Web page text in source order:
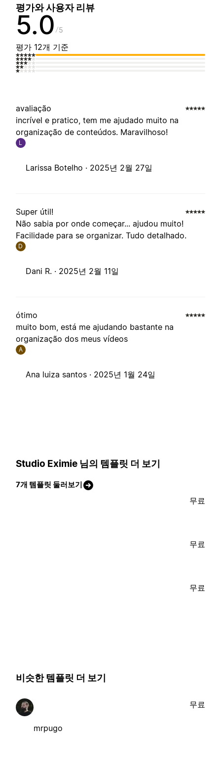
평가와 사용자 리뷰
5.0 5
평가 12개 기준
avaliação
incrível e pratico, tem me ajudado muito na
organização de conteúdos. Maravilhoso!
L
Larissa Botelho · 2025년 2월 27일
Super útil!
Não sabia por onde começar... ajudou muito!
Facilidade para se organizar. Tudo detalhado.
D
Dani R. · 2025년 2월 11일
ótimo
muito bom, está me ajudando bastante na
organização dos meus vídeos
A
Ana luiza santos · 2025년 1월 24일
Studio Eximie 님의 템플릿 더 보기
7개 템플릿 둘러보기
무료
무료
무료
비슷한 템플릿 더 보기
mrpugo
무료